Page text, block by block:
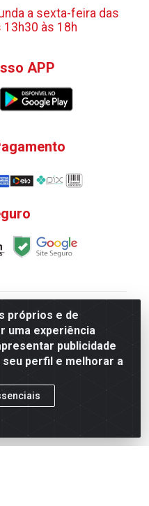
próprios e de
uma experiência
publicidade
perfil e melhorar a
a sexta-feira das
13h30 às 18h
APP
Matoso, 132 - Praça da
20.270-135 - CNPJ
25
descontos, preços e
expostos aqui são
via internet. Preços e
sem aviso prévio.